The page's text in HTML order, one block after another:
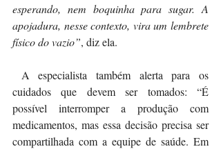
esperando, nem boquinha para sugar. A
apojadura, nesse contexto, vira um lembrete
físico do vazio”, diz ela.
cuidados que devem ser tomados: “É
possível interromper a produção com
medicamentos, mas essa decisão precisa ser
compartilhada com a equipe de saúde. Em